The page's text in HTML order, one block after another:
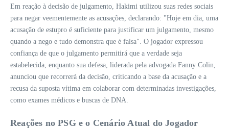
Em reação à decisão de julgamento, Hakimi utilizou suas redes sociais
para negar veementemente as acusações, declarando: "Hoje em dia, uma
acusação de estupro é suficiente para justificar um julgamento, mesmo
quando a nego e tudo demonstra que é falsa". O jogador expressou
confiança de que o julgamento permitirá que a verdade seja
estabelecida, enquanto sua defesa, liderada pela advogada Fanny Colin,
anunciou que recorrerá da decisão, criticando a base da acusação e a
recusa da suposta vítima em colaborar com determinadas investigações,
como exames médicos e buscas de DNA.
Reações no PSG e o Cenário Atual do Jogador